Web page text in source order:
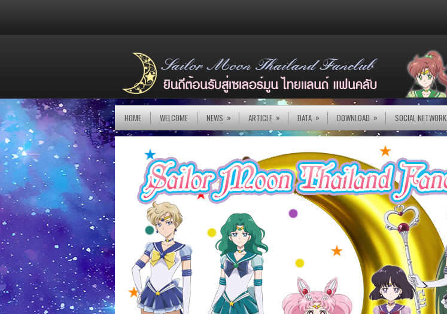
HOME WELCOME NEWS » ARTICLE » DATA » DOWNLOAD » SOCIAL NETWORK